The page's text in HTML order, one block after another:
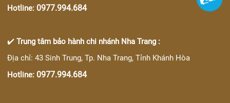
Hotline: 0977.994.684
✔️Trung tâm bảo hành chi nhánh Nha Trang :
Địa chỉ: 43 Sinh Trung, Tp. Nha Trang, Tỉnh Khánh Hòa
Hotline: 0977.994.684